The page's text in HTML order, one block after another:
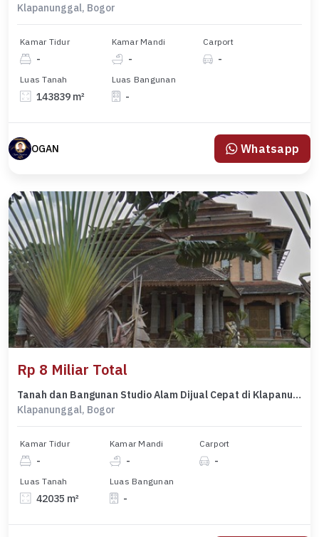
Klapanunggal, Bogor
Kamar Tidur
-
Kamar Mandi
-
Carport
-
Luas Tanah
143839 m²
Luas Bangunan
-
OGAN Whatsapp
Rp 8 Miliar Total
Tanah dan Bangunan Studio Alam Dijual Cepat di Klapanunggal Bogor
Klapanunggal, Bogor
Kamar Tidur
-
Kamar Mandi
-
Carport
-
Luas Tanah
42035 m²
Luas Bangunan
-